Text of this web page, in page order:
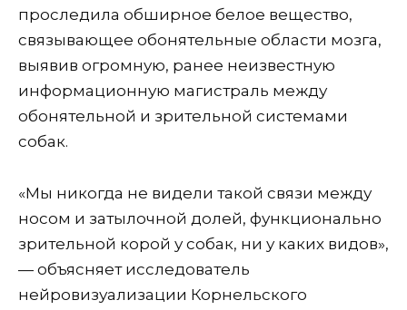
проследила обширное белое вещество,
связывающее обонятельные области мозга,
выявив огромную, ранее неизвестную
информационную магистраль между
обонятельной и зрительной системами
собак.
«Мы никогда не видели такой связи между
носом и затылочной долей, функционально
зрительной корой у собак, ни у каких видов»,
— объясняет исследователь
нейровизуализации Корнельского